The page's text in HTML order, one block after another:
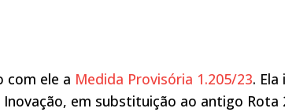
com ele a Medida Provisória 1.205/23.
em substituição ao antigo Rota